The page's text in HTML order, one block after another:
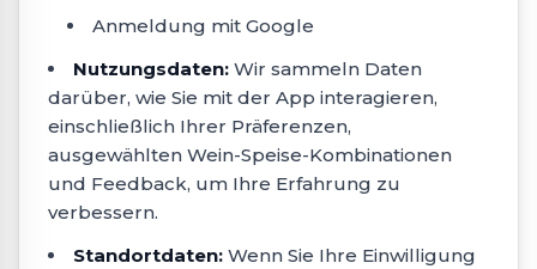
Anmeldung mit Google
Nutzungsdaten: Wir sammeln Daten
darüber, wie Sie mit der App interagieren,
einschließlich Ihrer Präferenzen,
ausgewählten Wein-Speise-Kombinationen
und Feedback, um Ihre Erfahrung zu
verbessern.
Standortdaten: Wenn Sie Ihre Einwilligung